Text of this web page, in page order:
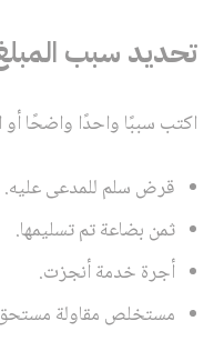
تحديد سبب
اكتب سببًا واحدًا واضحًا
قرض سلم للمدعى عليه.
ثمن بضاعة تم تسليمها.
أجرة خدمة أنجزت.
مستخلص مقاولة